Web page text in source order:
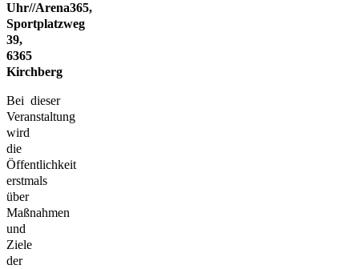
Uhr//Arena365,
Sportplatzweg
39,
6365
Kirchberg
Bei dieser
Veranstaltung
wird
die
Öffentlichkeit
erstmals
über
Maßnahmen
und
Ziele
der